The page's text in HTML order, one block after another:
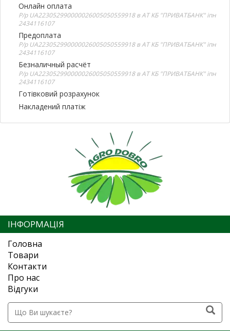
Онлайн оплата
Р/р UA223052990000026005050559918 в АТ КБ "ПРИВАТБАНК" іпн
2434116107
Предоплата
Р/р UA223052990000026005050559918 в АТ КБ "ПРИВАТБАНК" іпн
2434116107
Безналичный расчёт
Р/р UA223052990000026005050559918 в АТ КБ "ПРИВАТБАНК" іпн
2434116107
Готівковий розрахунок
Накладений платіж
ІНФОРМАЦІЯ
Головна
Товари
Контакти
Про нас
Відгуки